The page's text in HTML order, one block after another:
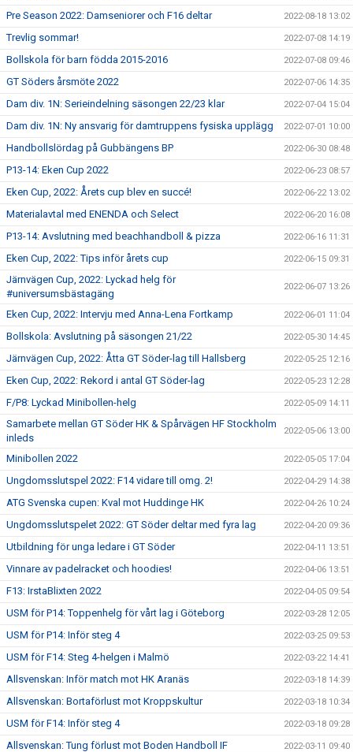
Pre Season 2022: Damseniorer och F16 deltar 2022-08-18 13:02
Trevlig sommar! 2022-07-08 14:19
Bollskola för barn födda 2015-2016 2022-07-08 09:46
GT Söders årsmöte 2022 2022-07-06 14:35
Dam div. 1N: Serieindelning säsongen 22/23 klar 2022-07-04 15:04
Dam div. 1N: Ny ansvarig för damtruppens fysiska upplägg 2022-07-01 10:00
Handbollslördag på Gubbängens BP 2022-06-30 08:48
P13-14: Eken Cup 2022 2022-06-23 08:57
Eken Cup, 2022: Årets cup blev en succé! 2022-06-22 13:02
Materialavtal med ENENDA och Select 2022-06-20 16:08
P13-14: Avslutning med beachhandboll & pizza 2022-06-16 11:31
Eken Cup, 2022: Tips inför årets cup 2022-06-15 09:31
Järnvägen Cup, 2022: Lyckad helg för
#universumsbästagäng
2022-06-07 13:26
Eken Cup, 2022: Intervju med Anna-Lena Fortkamp 2022-06-01 11:04
Bollskola: Avslutning på säsongen 21/22 2022-05-30 14:45
Järnvägen Cup, 2022: Åtta GT Söder-lag till Hallsberg 2022-05-25 12:16
Eken Cup, 2022: Rekord i antal GT Söder-lag 2022-05-23 12:28
F/P8: Lyckad Minibollen-helg 2022-05-09 14:11
Samarbete mellan GT Söder HK & Spårvägen HF Stockholm
inleds
2022-05-06 13:00
Minibollen 2022 2022-05-05 17:04
Ungdomsslutspel 2022: F14 vidare till omg. 2! 2022-04-29 14:38
ATG Svenska cupen: Kval mot Huddinge HK 2022-04-26 10:24
Ungdomsslutspelet 2022: GT Söder deltar med fyra lag 2022-04-20 09:36
Utbildning för unga ledare i GT Söder 2022-04-11 13:51
Vinnare av padelracket och hoodies! 2022-04-06 13:51
F13: IrstaBlixten 2022 2022-04-05 09:54
USM för P14: Toppenhelg för vårt lag i Göteborg 2022-03-28 12:05
USM för P14: Inför steg 4 2022-03-25 09:53
USM för F14: Steg 4-helgen i Malmö 2022-03-22 14:41
Allsvenskan: Inför match mot HK Aranäs 2022-03-18 14:39
Allsvenskan: Bortaförlust mot Kroppskultur 2022-03-18 10:34
USM för F14: Inför steg 4 2022-03-18 09:28
Allsvenskan: Tung förlust mot Boden Handboll IF 2022-03-11 09:40